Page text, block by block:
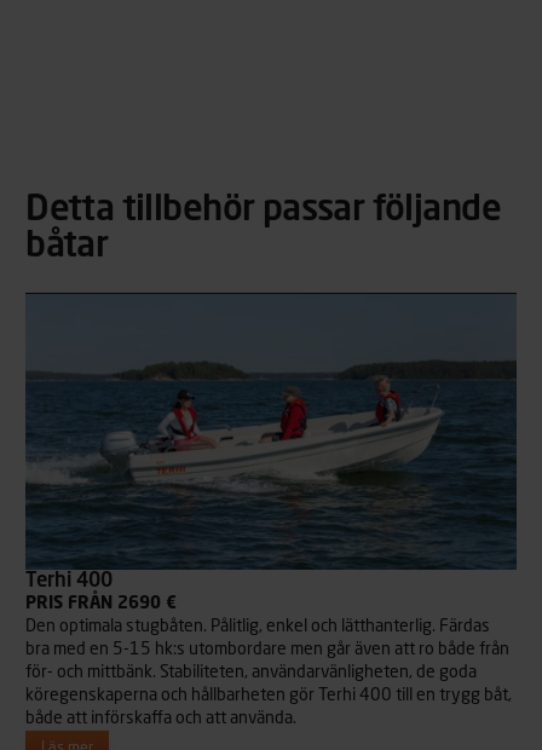
Detta tillbehör passar följande
båtar
Terhi 400
PRIS FRÅN 2690 €
Den optimala stugbåten. Pålitlig, enkel och lätthanterlig. Färdas
bra med en 5-15 hk:s utombordare men går även att ro både från
för- och mittbänk. Stabiliteten, användarvänligheten, de goda
köregenskaperna och hållbarheten gör Terhi 400 till en trygg båt,
både att införskaffa och att använda.